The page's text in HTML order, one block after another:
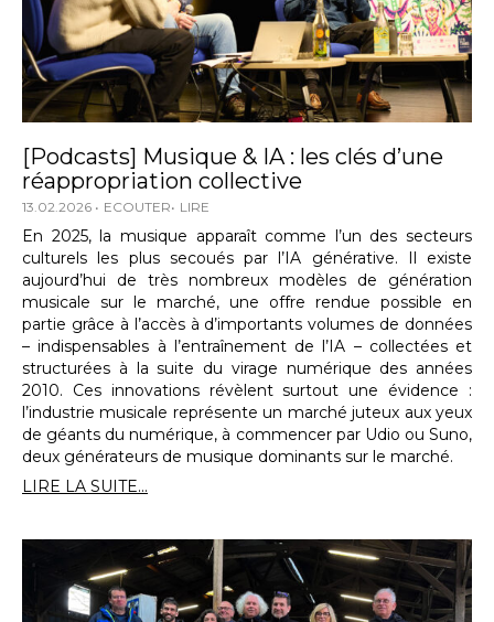
[Podcasts] Musique & IA : les clés d’une
réappropriation collective
13.02.2026 ECOUTER LIRE
En 2025, la musique apparaît comme l’un des secteurs
culturels les plus secoués par l’IA générative. Il existe
aujourd’hui de très nombreux modèles de génération
musicale sur le marché, une offre rendue possible en
partie grâce à l’accès à d’importants volumes de données
– indispensables à l’entraînement de l’IA – collectées et
structurées à la suite du virage numérique des années
2010. Ces innovations révèlent surtout une évidence :
l’industrie musicale représente un marché juteux aux yeux
de géants du numérique, à commencer par Udio ou Suno,
deux générateurs de musique dominants sur le marché.
LIRE LA SUITE...